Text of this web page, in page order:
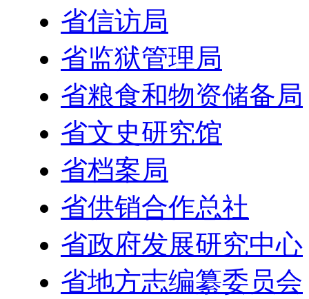
省信访局
省监狱管理局
省粮食和物资储备局
省文史研究馆
省档案局
省供销合作总社
省政府发展研究中心
省地方志编纂委员会